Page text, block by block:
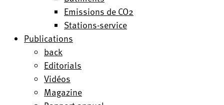
Emissions de CO2
Stations-service
Publications
back
Editorials
Vidéos
Magazine